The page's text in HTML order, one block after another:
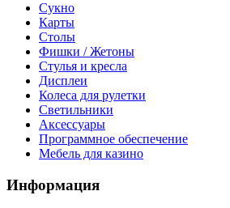
Сукно
Карты
Столы
Фишки / Жетоны
Стулья и кресла
Дисплеи
Колеса для рулетки
Светильники
Аксессуары
Программное обеспечение
Мебель для казино
Информация